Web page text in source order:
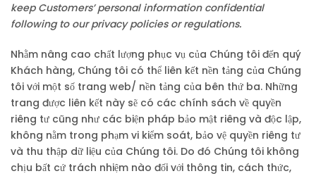
keep Customers’ personal information confidential
following to our privacy policies or regulations.
Nhằm nâng cao chất lượng phục vụ của Chúng tôi đến quý
Khách hàng, Chúng tôi có thể liên kết nền tảng của Chúng
tôi với một số trang web/ nền tảng của bên thứ ba. Những
trang được liên kết này sẽ có các chính sách về quyền
riêng tư cũng như các biện pháp bảo mật riêng và độc lập,
không nằm trong phạm vi kiểm soát, bảo vệ quyền riêng tư
và thu thập dữ liệu của Chúng tôi. Do đó Chúng tôi không
chịu bất cứ trách nhiệm nào đối với thông tin, cách thức,